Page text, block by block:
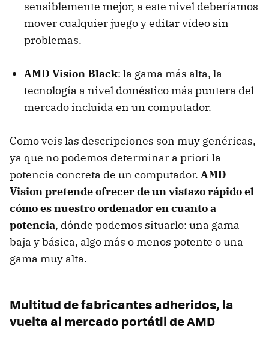
sensiblemente mejor, a este nivel deberíamos
mover cualquier juego y editar vídeo sin
problemas.
AMD Vision Black: la gama más alta, la
tecnología a nivel doméstico más puntera del
mercado incluida en un computador.
Como veis las descripciones son muy genéricas,
ya que no podemos determinar a priori la
potencia concreta de un computador. AMD
Vision pretende ofrecer de un vistazo rápido el
cómo es nuestro ordenador en cuanto a
potencia, dónde podemos situarlo: una gama
baja y básica, algo más o menos potente o una
gama muy alta.
Multitud de fabricantes adheridos, la
vuelta al mercado portátil de AMD